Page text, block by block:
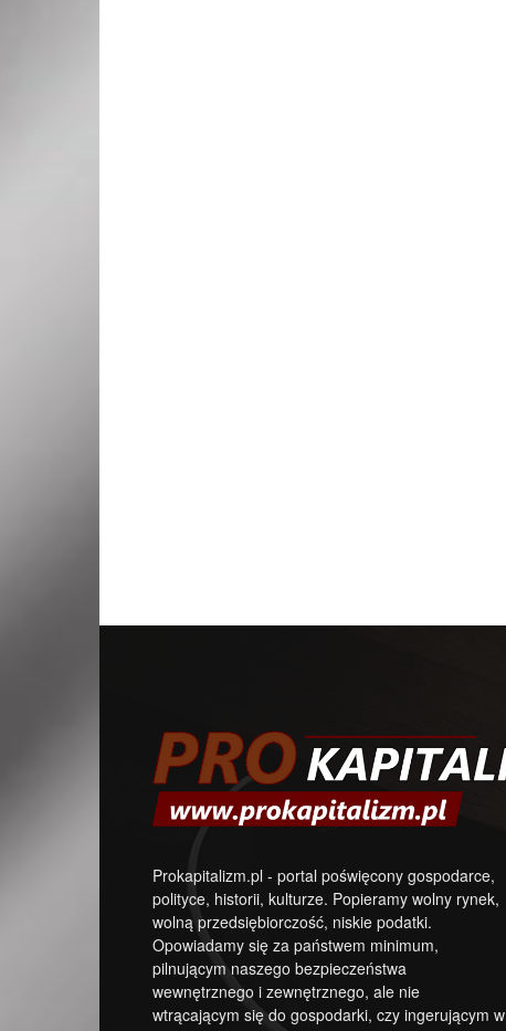
Prokapitalizm.pl - portal poświęcony gospodarce,
polityce, historii, kulturze. Popieramy wolny rynek,
wolną przedsiębiorczość, niskie podatki.
Opowiadamy się za państwem minimum,
pilnującym naszego bezpieczeństwa
wewnętrznego i zewnętrznego, ale nie
wtrącającym się do gospodarki, czy ingerującym w